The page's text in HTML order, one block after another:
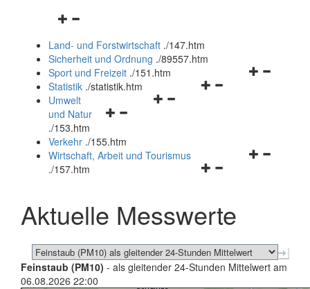
Navigationsmenü
und
schließen
Land- und Forstwirtschaft ./147.htm
Sicherheit und Ordnung ./89557.htm
Navigationsmenü
Sport und Freizeit ./151.htm
Navigationsmenü
Statistik ./statistik.htm
Navigationsmenü
und
schließen
Umwelt
und Natur
./153.htm
Verkehr ./155.htm
Navigationsmenü
schließen
Wirtschaft, Arbeit und Tourismus
./157.htm
Aktuelle Messwerte
Feinstaub (PM10) - als gleitender 24-Stunden Mittelwert am
06.08.2026 22:00